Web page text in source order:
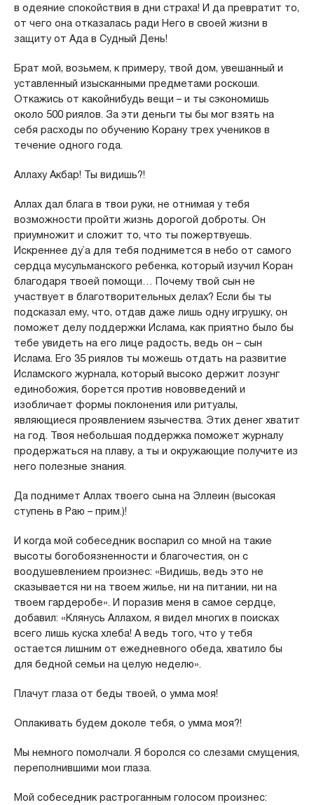
в одеяние спокойствия в дни страха! И да превратит то,
от чего она отказалась ради Него в своей жизни в
защиту от Ада в Судный День!
Брат мой, возьмем, к примеру, твой дом, увешанный и
уставленный изысканными предметами роскоши.
Откажись от какойнибудь вещи – и ты сэкономишь
около 500 риялов. За эти деньги ты бы мог взять на
себя расходы по обучению Корану трех учеников в
течение одного года.
Аллаху Акбар! Ты видишь?!
Аллах дал блага в твои руки, не отнимая у тебя
возможности пройти жизнь дорогой доброты. Он
приумножит и сложит то, что ты пожертвуешь.
Искреннее ду`а для тебя поднимется в небо от самого
сердца мусульманского ребенка, который изучил Коран
благодаря твоей помощи… Почему твой сын не
участвует в благотворительных делах? Если бы ты
подсказал ему, что, отдав даже лишь одну игрушку, он
поможет делу поддержки Ислама, как приятно было бы
тебе увидеть на его лице радость, ведь он – сын
Ислама. Его 35 риялов ты можешь отдать на развитие
Исламского журнала, который высоко держит лозунг
единобожия, борется против нововведений и
изобличает формы поклонения или ритуалы,
являющиеся проявлением язычества. Этих денег хватит
на год. Твоя небольшая поддержка поможет журналу
продержаться на плаву, а ты и окружающие получите из
него полезные знания.
Да поднимет Аллах твоего сына на Эллеин (высокая
ступень в Раю – прим.)!
И когда мой собеседник воспарил со мной на такие
высоты богобоязненности и благочестия, он с
воодушевлением произнес: «Видишь, ведь это не
сказывается ни на твоем жилье, ни на питании, ни на
твоем гардеробе». И поразив меня в самое сердце,
добавил: «Клянусь Аллахом, я видел многих в поисках
всего лишь куска хлеба! А ведь того, что у тебя
остается лишним от ежедневного обеда, хватило бы
для бедной семьи на целую неделю».
Плачут глаза от беды твоей, о умма моя!
Оплакивать будем доколе тебя, о умма моя?!
Мы немного помолчали. Я боролся со слезами смущения,
переполнившими мои глаза.
Мой собеседник растроганным голосом произнес: